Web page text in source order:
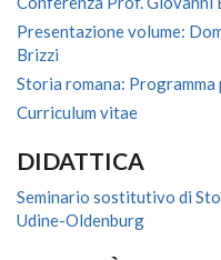
Presentazione volume:
Brizzi
Storia romana:
Curriculum vitae
DIDATTICA
Seminario sostitutivo di
Udine-Oldenburg